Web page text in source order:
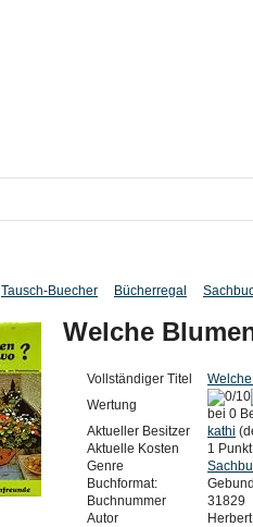
Tausch-Buecher Bücherregal
Welche
Vollständiger Titel
Wertung
bei 0
Aktueller Besitzer
kathi
Aktuelle Kosten
1 Punkt
Genre
Buchformat:
Buchnummer
31829
Autor